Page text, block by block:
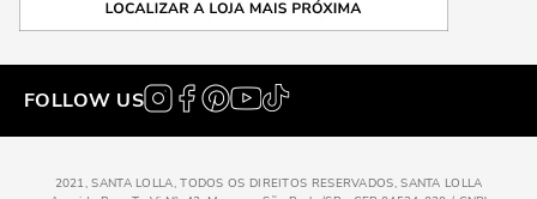
FOLLOW US
2021, SANTA LOLLA, TODOS OS DIREITOS RESERVADOS, SANTA LOLLA